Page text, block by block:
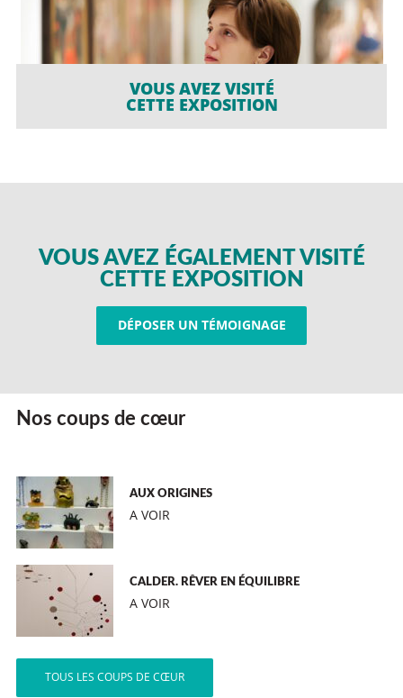
VOUS AVEZ VISITÉ
CETTE EXPOSITION
VOUS AVEZ ÉGALEMENT VISITÉ
CETTE EXPOSITION
DÉPOSER UN TÉMOIGNAGE
Nos coups de cœur
AUX ORIGINES
A VOIR
CALDER. RÊVER EN ÉQUILIBRE
A VOIR
TOUS LES COUPS DE CŒUR